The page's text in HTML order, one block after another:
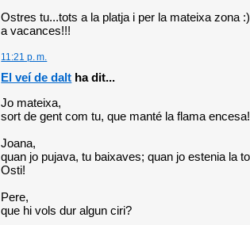
Ostres tu...tots a la platja i per la mateixa zona
a vacances!!!
11:21 p. m.
El veí de dalt ha dit...
Jo mateixa,
sort de gent com tu, que manté la flama
Joana,
quan jo pujava, tu baixaves; quan jo estenia la
Osti!
Pere,
que hi vols dur algun ciri?